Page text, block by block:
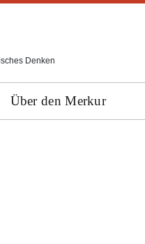
Denken
Über den Merkur